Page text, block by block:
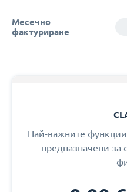
Месечно
фактуриране
Най-важните
предназначени за